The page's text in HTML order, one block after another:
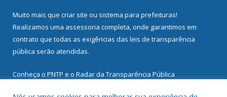
Muito mais que criar site ou sistema para prefeituras!
Realizamos uma assessoria completa, onde garantimos em
contrato que todas as exigências das leis de transparência
pública serão atendidas.
Conheça o PNTP e o Radar da Transparência Pública